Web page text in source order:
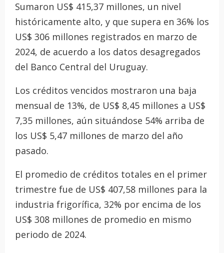
Sumaron US$ 415,37 millones, un nivel
históricamente alto, y que supera en 36% los
US$ 306 millones registrados en marzo de
2024, de acuerdo a los datos desagregados
del Banco Central del Uruguay.
Los créditos vencidos mostraron una baja
mensual de 13%, de US$ 8,45 millones a US$
7,35 millones, aún situándose 54% arriba de
los US$ 5,47 millones de marzo del año
pasado.
El promedio de créditos totales en el primer
trimestre fue de US$ 407,58 millones para la
industria frigorífica, 32% por encima de los
US$ 308 millones de promedio en mismo
periodo de 2024.